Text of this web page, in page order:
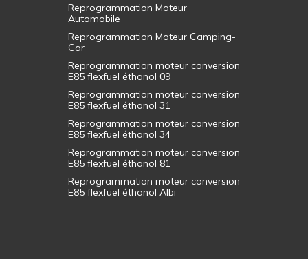
Reprogrammation Moteur
Automobile
Reprogrammation Moteur Camping-
Car
Reprogrammation moteur conversion
E85 flexfuel éthanol 09
Reprogrammation moteur conversion
E85 flexfuel éthanol 31
Reprogrammation moteur conversion
E85 flexfuel éthanol 34
Reprogrammation moteur conversion
E85 flexfuel éthanol 81
Reprogrammation moteur conversion
E85 flexfuel éthanol Albi